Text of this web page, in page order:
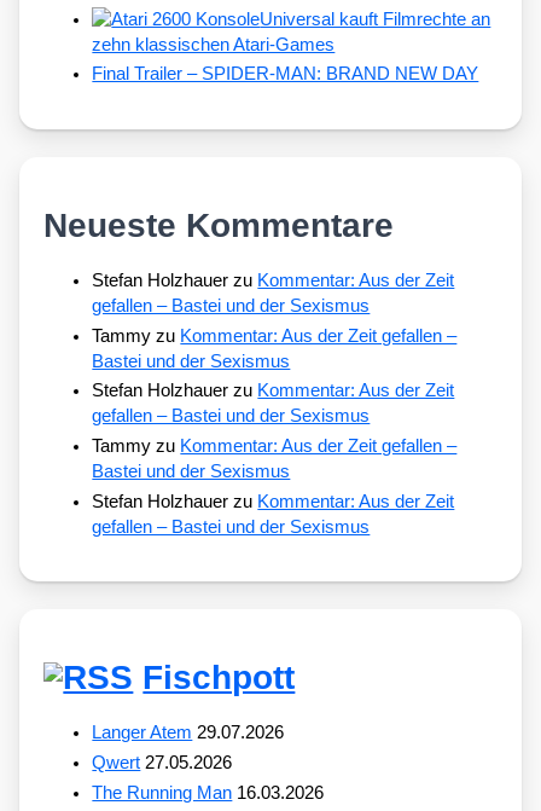
Universal kauft Filmrechte an
zehn klassischen Atari-Games
Final Trailer – SPIDER-MAN: BRAND NEW DAY
Neueste Kommentare
Stefan Holzhauer zu Kommentar: Aus der Zeit
gefallen – Bastei und der Sexismus
Tammy zu Kommentar: Aus der Zeit gefallen –
Bastei und der Sexismus
Stefan Holzhauer zu Kommentar: Aus der Zeit
gefallen – Bastei und der Sexismus
Tammy zu Kommentar: Aus der Zeit gefallen –
Bastei und der Sexismus
Stefan Holzhauer zu Kommentar: Aus der Zeit
gefallen – Bastei und der Sexismus
Fischpott
Langer Atem 29.07.2026
Qwert 27.05.2026
The Running Man 16.03.2026